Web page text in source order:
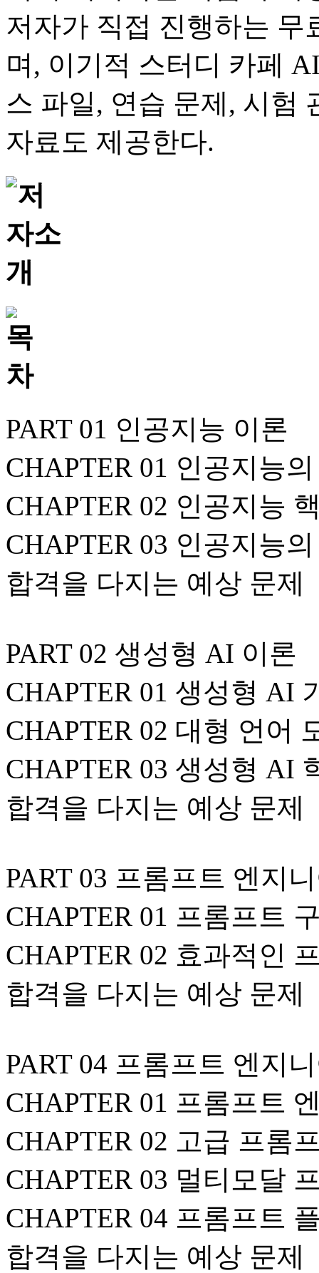
저자가 직접 진행하는 무
며, 이기적 스터디 카페
스 파일, 연습 문제, 시험
자료도 제공한다.
PART 01 인공지능 이론
CHAPTER 01 인공지능
CHAPTER 02 인공지능
CHAPTER 03 인공지능
합격을 다지는 예상 문제
PART 02 생성형 AI 이론
CHAPTER 01 생성형 AI
CHAPTER 02 대형 언어
CHAPTER 03 생성형 AI
합격을 다지는 예상 문제
PART 03 프롬프트 엔지
CHAPTER 01 프롬프트
CHAPTER 02 효과적인
합격을 다지는 예상 문제
PART 04 프롬프트 엔지
CHAPTER 01 프롬프트
CHAPTER 02 고급 프롬
CHAPTER 03 멀티모달
CHAPTER 04 프롬프트
합격을 다지는 예상 문제